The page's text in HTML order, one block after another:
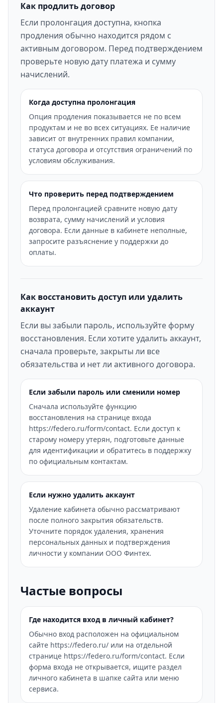
Как продлить договор
Если пролонгация доступна, кнопка
продления обычно находится рядом с
активным договором. Перед подтверждением
проверьте новую дату платежа и сумму
начислений.
Когда доступна пролонгация
Опция продления показывается не по всем
продуктам и не во всех ситуациях. Ее наличие
зависит от внутренних правил компании,
статуса договора и отсутствия ограничений по
условиям обслуживания.
Что проверить перед подтверждением
Перед пролонгацией сравните новую дату
возврата, сумму начислений и условия
договора. Если данные в кабинете неполные,
запросите разъяснение у поддержки до
оплаты.
Как восстановить доступ или удалить
аккаунт
Если вы забыли пароль, используйте форму
восстановления. Если хотите удалить аккаунт,
сначала проверьте, закрыты ли все
обязательства и нет ли активного договора.
Если забыли пароль или сменили номер
Сначала используйте функцию
восстановления на странице входа
https://federo.ru/form/contact. Если доступ к
старому номеру утерян, подготовьте данные
для идентификации и обратитесь в поддержку
по официальным контактам.
Если нужно удалить аккаунт
Удаление кабинета обычно рассматривают
после полного закрытия обязательств.
Уточните порядок удаления, хранения
персональных данных и подтверждения
личности у компании ООО Финтех.
Частые вопросы
Где находится вход в личный кабинет?
Обычно вход расположен на официальном
сайте https://federo.ru/ или на отдельной
странице https://federo.ru/form/contact. Если
форма входа не открывается, ищите раздел
личного кабинета в шапке сайта или меню
сервиса.